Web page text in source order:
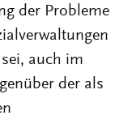
der Probleme
auch im
der als